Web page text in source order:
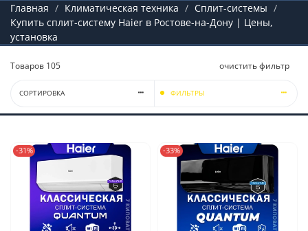
Главная Климатическая техника
Сплит-системы
Купить сплит-систему Haier в Ростове-на-Дону | Цены,
установка
Товаров 105 очистить фильтр
СОРТИРОВКА ФИЛЬТРЫ
-31% -33%